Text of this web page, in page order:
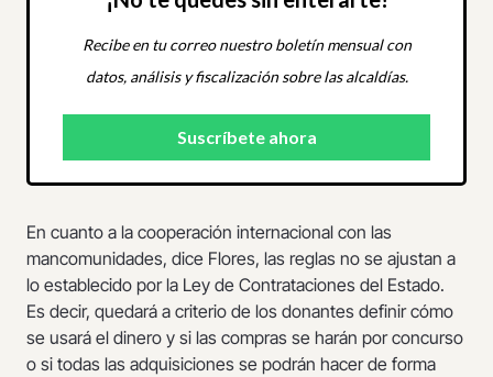
Recibe en tu correo nuestro boletín mensual con
datos, análisis y fiscalización sobre las alcaldías.
En cuanto a la cooperación internacional con las
mancomunidades, dice Flores, las reglas no se ajustan a
lo establecido por la Ley de Contrataciones del Estado.
Es decir, quedará a criterio de los donantes definir cómo
se usará el dinero y si las compras se harán por concurso
o si todas las adquisiciones se podrán hacer de forma